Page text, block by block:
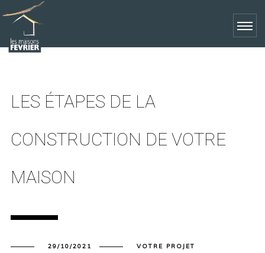
LES ÉTAPES DE LA
CONSTRUCTION DE VOTRE
MAISON
29/10/2021 VOTRE PROJET